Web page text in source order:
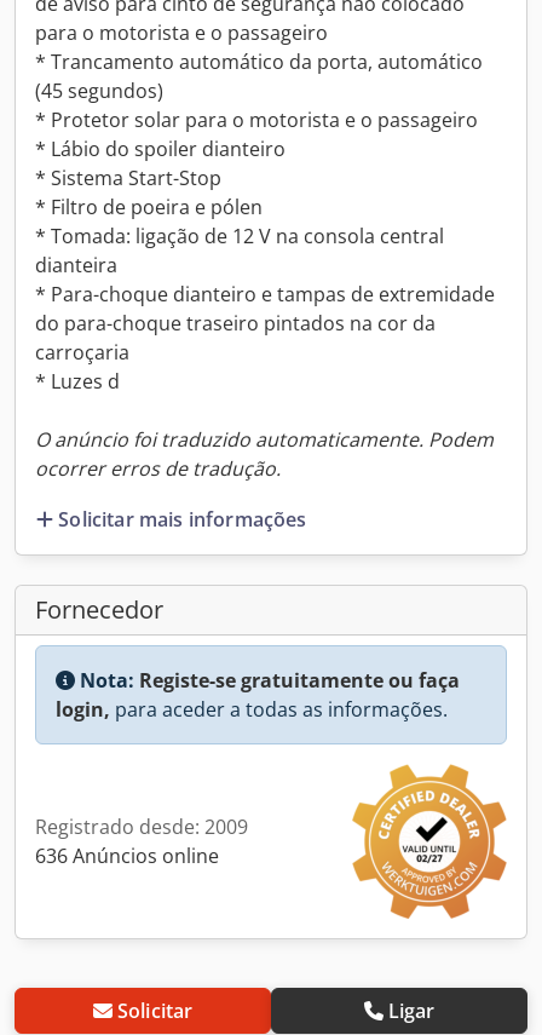
para o motorista e o passageiro
* Trancamento automático da porta, automático
(45 segundos)
* Protetor solar para o motorista e o passageiro
* Lábio do spoiler dianteiro
* Sistema Start-Stop
* Filtro de poeira e pólen
* Tomada: ligação de 12 V na consola central
dianteira
* Para-choque dianteiro e tampas de extremidade
do para-choque traseiro pintados na cor da
carroçaria
* Luzes d
O anúncio foi traduzido automaticamente. Podem
ocorrer erros de tradução.
Solicitar mais informações
Fornecedor
Nota: Registe-se gratuitamente ou faça
login, para aceder a todas as informações.
Registrado desde: 2009
636 Anúncios online
Solicitar Ligar